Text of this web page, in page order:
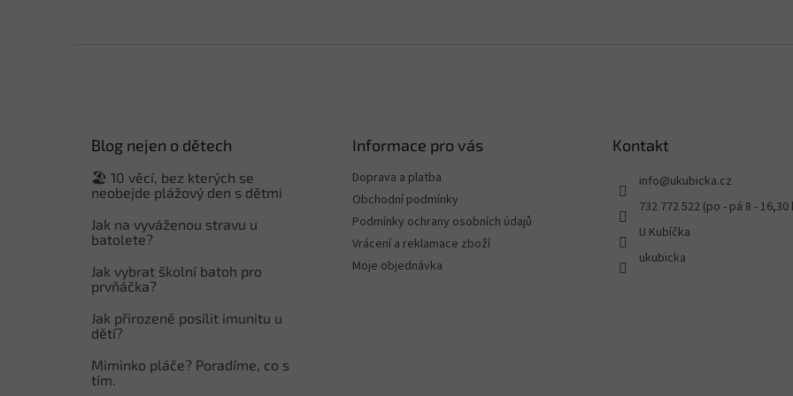
Blog nejen o dětech
🏖️ 10 věcí, bez kterých se
neobejde plážový den s dětmi
Jak na vyváženou stravu u
batolete?
Jak vybrat školní batoh pro
prvňáčka?
Jak přirozeně posílit imunitu u
dětí?
Miminko pláče? Poradíme, co s
tím.
Informace pro vás
Doprava a platba
Obchodní podmínky
Podmínky ochrany osobních údajů
Vrácení a reklamace zboží
Moje objednávka
Kontakt
info@ukubicka.cz
732 772 522 (po - pá 8 - 16,30
U Kubíčka
ukubicka